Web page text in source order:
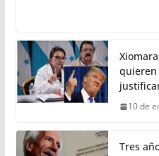
quieren
10 de
Tres